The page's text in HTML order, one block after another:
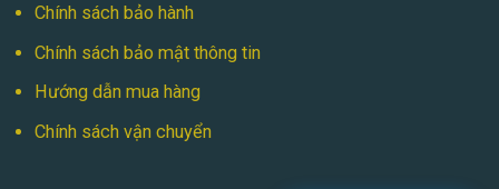
Chính sách bảo hành
Chính sách bảo mật thông tin
Hướng dẫn mua hàng
Chính sách vận chuyển